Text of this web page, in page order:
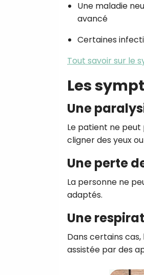
Une maladie
avancé
Certaines
Tout savoir sur le
Les
Une
Le patient ne peut
cligner des yeux
Une perte
La personne ne
adaptés.
Une
Dans certains
assistée par des